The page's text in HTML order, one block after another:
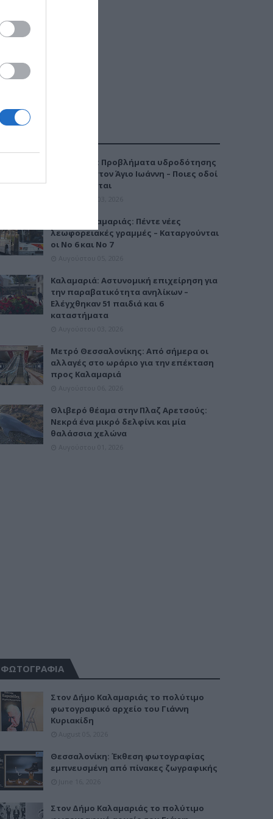
Καλαμαριά: Προβλήματα υδροδότησης
την Τρίτη στον Άγιο Ιωάννη – Ποιες οδοί
επηρεάζονται
Μετρό Καλαμαριάς: Πέντε νέες
λεωφορειακές γραμμές – Καταργούνται
οι Νο 6 και Νο 7
Καλαμαριά: Αστυνομική επιχείρηση για
την παραβατικότητα ανηλίκων –
Ελέγχθηκαν 51 παιδιά και 6
καταστήματα
Μετρό Θεσσαλονίκης: Από σήμερα οι
αλλαγές στο ωράριο για την επέκταση
προς Καλαμαριά
Θλιβερό θέαμα στην Πλαζ Αρετσούς:
Νεκρά ένα μικρό δελφίνι και μία
θαλάσσια χελώνα
ΦΩΤΟΓΡΑΦΙΑ
Στον Δήμο Καλαμαριάς το πολύτιμο
φωτογραφικό αρχείο του Γιάννη
Κυριακίδη
Θεσσαλονίκη: Έκθεση φωτογραφίας
εμπνευσμένη από πίνακες ζωγραφικής
Στον Δήμο Καλαμαριάς το πολύτιμο